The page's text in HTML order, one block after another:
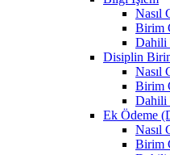
Nasıl
Birim
Dahili
Disiplin
Nasıl
Birim
Dahili
Ek Ödeme
Nasıl
Birim